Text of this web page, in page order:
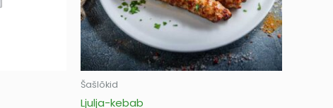
Šašlõkid
Ljulja-kebab